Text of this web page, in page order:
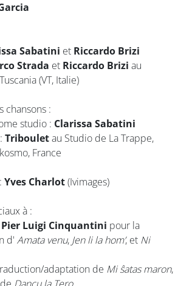
Sabatini et Riccardo Brizi
Strada et Riccardo Brizi au
(VT, Italie)
chansons :
studio : Clarissa Sabatini
Tribouletau Studio de La Trappe,
France
Yves Charlot(Ivimages)
à :
Pier Luigi Cinquantini pour la
d' Amata venu, Jen li la hom’, et Ni
adaptation de Mi ŝatas maron,